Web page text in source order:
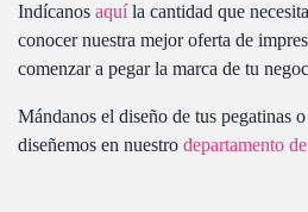
Indícanos aquíla cantidad que
conocer nuestra mejor oferta de
comenzar a pegar la marca de tu
Mándanos el diseño de tus pegatinas
diseñemos en nuestro departamento